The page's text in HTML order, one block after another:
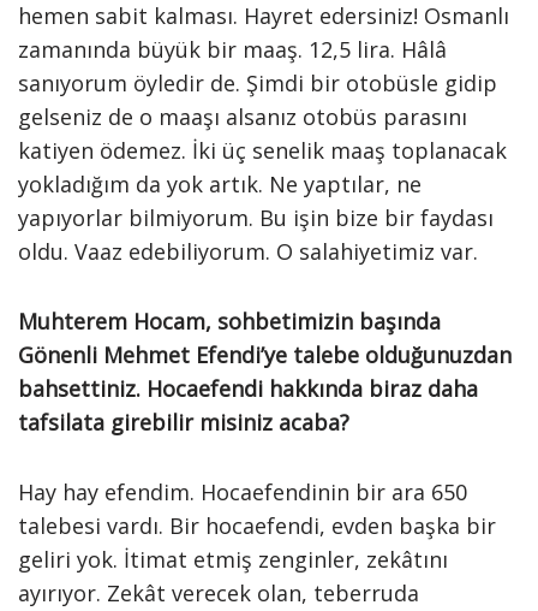
hemen sabit kalması. Hayret edersiniz! Osmanlı
zamanında büyük bir maaş. 12,5 lira. Hâlâ
sanıyorum öyledir de. Şimdi bir otobüsle gidip
gelseniz de o maaşı alsanız otobüs parasını
katiyen ödemez. İki üç senelik maaş toplanacak
yokladığım da yok artık. Ne yaptılar, ne
yapıyorlar bilmiyorum. Bu işin bize bir faydası
oldu. Vaaz edebiliyorum. O salahiyetimiz var.
Muhterem Hocam, sohbetimizin başında
Gönenli Mehmet Efendi’ye talebe olduğunuzdan
bahsettiniz. Hocaefendi hakkında biraz daha
tafsilata girebilir misiniz acaba?
Hay hay efendim. Hocaefendinin bir ara 650
talebesi vardı. Bir hocaefendi, evden başka bir
geliri yok. İtimat etmiş zenginler, zekâtını
ayırıyor. Zekât verecek olan, teberruda